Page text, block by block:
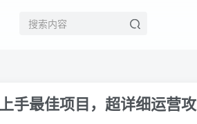
手最佳项目，超详细运营攻